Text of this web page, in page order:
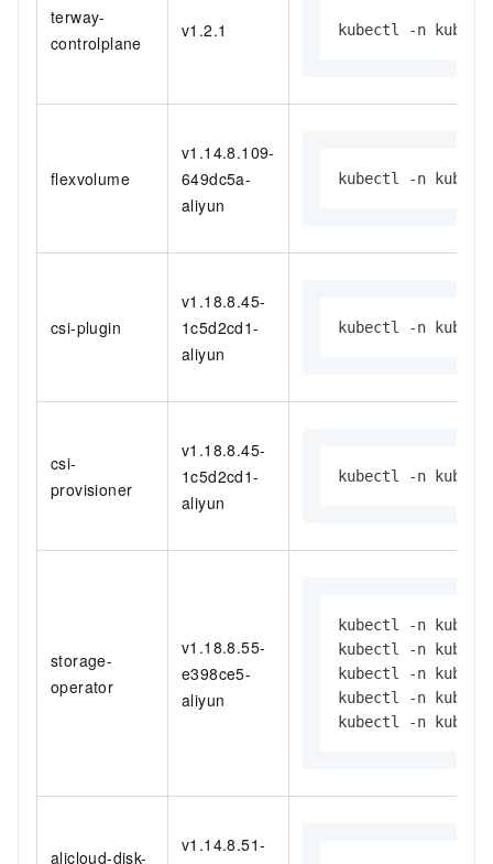
terway-
controlplane
v1.2.1 kubectl -n kube-
flexvolume
v1.14.8.109-
649dc5a-
aliyun
kubectl -n kube-
csi-plugin
v1.18.8.45-
1c5d2cd1-
aliyun
kubectl -n kube-
csi-
provisioner
v1.18.8.45-
1c5d2cd1-
aliyun
kubectl -n kube-
storage-
operator
v1.18.8.55-
e398ce5-
aliyun
kubectl -n kube-
kubectl -n kube-
kubectl -n kube-
kubectl -n kube-
kubectl -n kube-
alicloud-disk-
v1.14.8.51-